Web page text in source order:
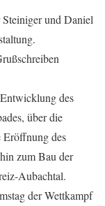
und Daniel
des
über die
des
zum Bau der
Aubachtal.
der Wettkampf